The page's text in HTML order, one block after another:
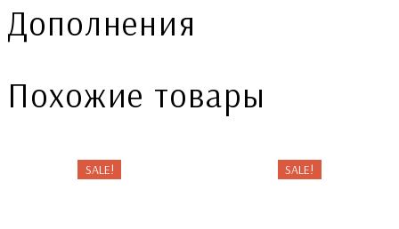
Дополнения
Похожие товары
SALE! SALE!